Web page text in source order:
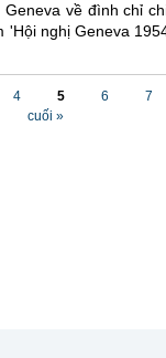
về đình chỉ
'Hội nghị Geneva
4 5 6
7
cuối »